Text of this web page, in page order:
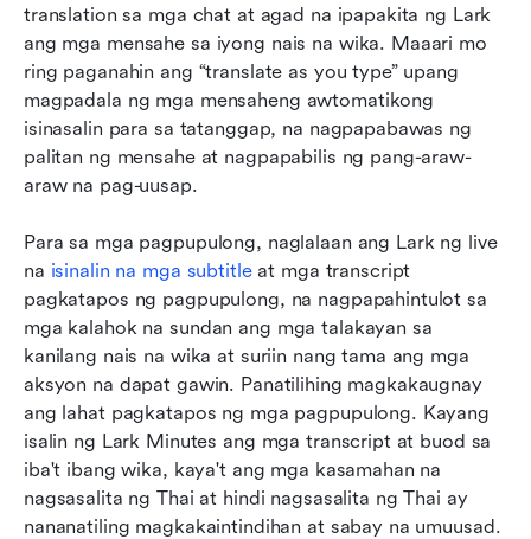
translation sa mga chat at agad na ipapakita ng Lark
ang mga mensahe sa iyong nais na wika. Maaari mo
ring paganahin ang “translate as you type” upang
magpadala ng mga mensaheng awtomatikong
isinasalin para sa tatanggap, na nagpapabawas ng
palitan ng mensahe at nagpapabilis ng pang-araw-
araw na pag-uusap.
Para sa mga pagpupulong, naglalaan ang Lark ng live
na isinalin na mga subtitle at mga transcript
pagkatapos ng pagpupulong, na nagpapahintulot sa
mga kalahok na sundan ang mga talakayan sa
kanilang nais na wika at suriin nang tama ang mga
aksyon na dapat gawin. Panatilihing magkakaugnay
ang lahat pagkatapos ng mga pagpupulong. Kayang
isalin ng Lark Minutes ang mga transcript at buod sa
iba't ibang wika, kaya't ang mga kasamahan na
nagsasalita ng Thai at hindi nagsasalita ng Thai ay
nananatiling magkakaintindihan at sabay na umuusad.